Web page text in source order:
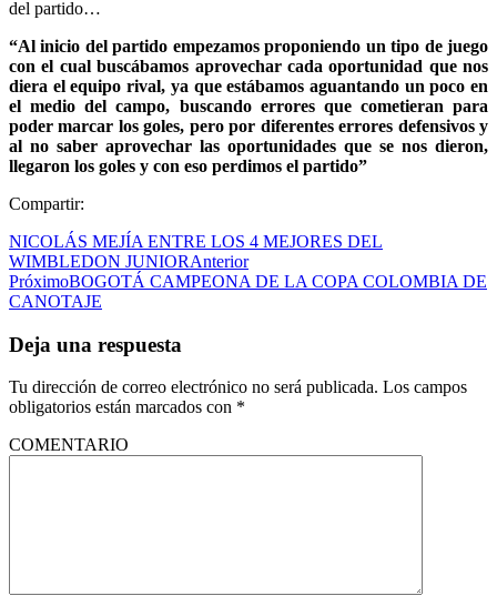
del partido…
“Al inicio del partido empezamos proponiendo un tipo de juego
con el cual buscábamos aprovechar cada oportunidad que nos
diera el equipo rival, ya que estábamos aguantando un poco en
el medio del campo, buscando errores que cometieran para
poder marcar los goles, pero por diferentes errores defensivos y
al no saber aprovechar las oportunidades que se nos dieron,
llegaron los goles y con eso perdimos el partido”
Compartir:
NICOLÁS MEJÍA ENTRE LOS 4 MEJORES DEL
WIMBLEDON JUNIORAnterior
PróximoBOGOTÁ CAMPEONA DE LA COPA COLOMBIA DE
CANOTAJE
Deja una respuesta
Tu dirección de correo electrónico no será publicada. Los campos
obligatorios están marcados con *
COMENTARIO